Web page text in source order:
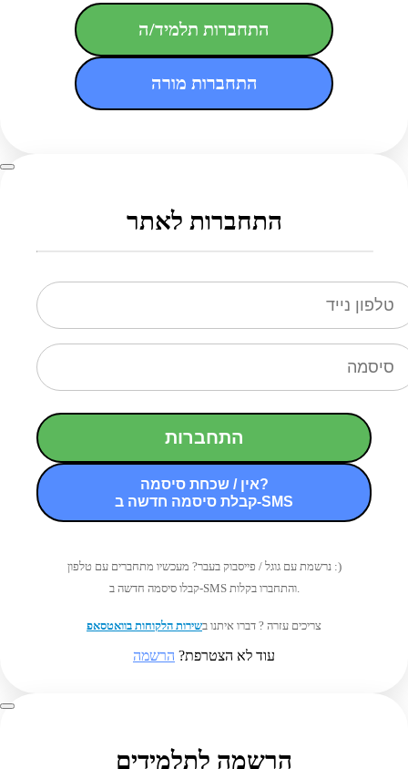
התחברות תלמיד/ה
התחברות מורה
התחברות לאתר
התחברות
אין / שכחת סיסמה?
קבלת סיסמה חדשה ב-SMS
נרשמת עם גוגל / פייסבוק בעבר? מעכשיו מתחברים עם טלפון :)
קבלו סיסמה חדשה ב-SMS והתחברו בקלות.
צריכים עזרה ? דברו איתנו בשירות הלקוחות בוואטסאפ
עוד לא הצטרפת? הרשמה
הרשמה לתלמידים